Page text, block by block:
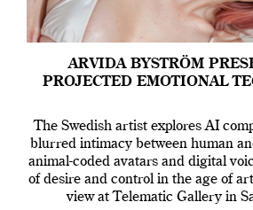
ARVIDA BYSTRÖM
PROJECTED EMOTIONAL
The Swedish artist explores AI
blurred intimacy between human
animal-coded avatars and digital
of desire and control in the age of
view at Telematic Gallery in